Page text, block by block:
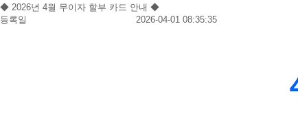
간
내
◆ 2026년 4월 무이자 할부 카드 안내 ◆
등록일
2026-04-01 08:35:35